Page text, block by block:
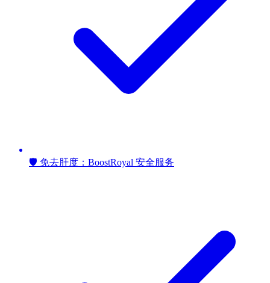
🛡️ 免去肝度：BoostRoyal 安全服务